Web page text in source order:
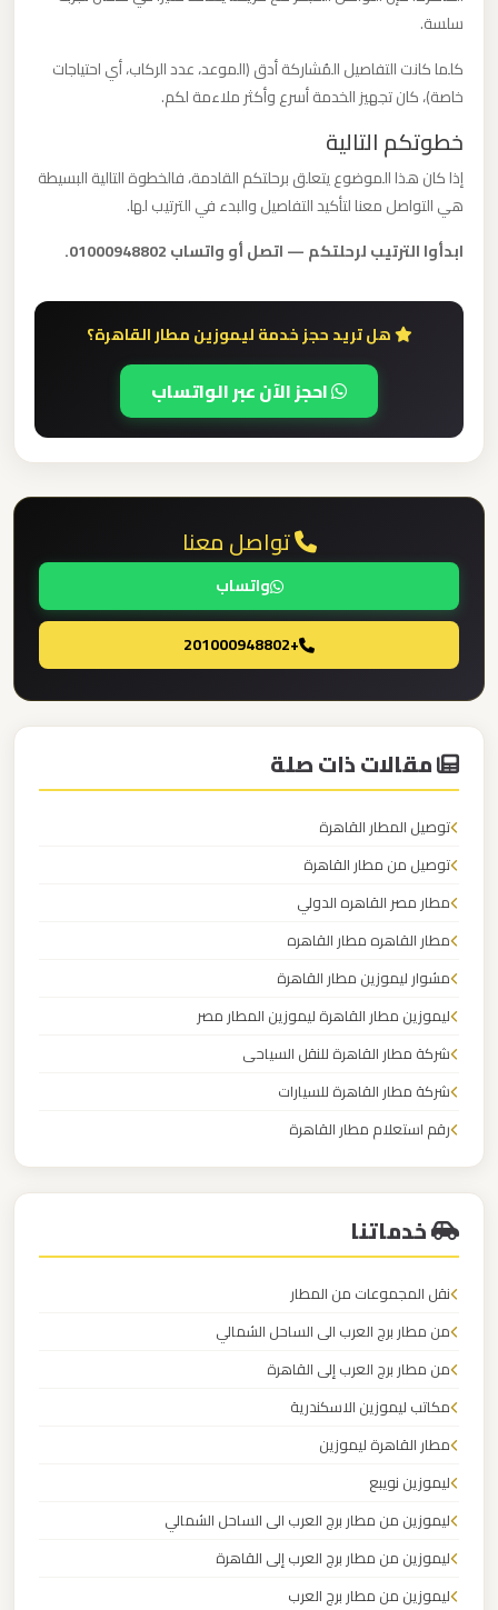
سلسة.
كلما كانت التفاصيل المُشاركة أدق (الموعد، عدد الركاب، أي احتياجات
خاصة)، كان تجهيز الخدمة أسرع وأكثر ملاءمة لكم.
خطوتكم التالية
إذا كان هذا الموضوع يتعلق برحلتكم القادمة، فالخطوة التالية البسيطة
هي التواصل معنا لتأكيد التفاصيل والبدء في الترتيب لها.
ابدأوا الترتيب لرحلتكم — اتصل أو واتساب 01000948802.
هل تريد حجز خدمة ليموزين مطار القاهرة؟
احجز الآن عبر الواتساب
تواصل معنا
واتساب
+201000948802
مقالات ذات صلة
توصيل المطار القاهرة
توصيل من مطار القاهرة
مطار مصر القاهره الدولي
مطار القاهره مطار القاهره
مشوار ليموزين مطار القاهرة
ليموزين مطار القاهرة ليموزين المطار مصر
شركة مطار القاهرة للنقل السياحى
شركة مطار القاهرة للسيارات
رقم استعلام مطار القاهرة
شركة توصيل من مطار القاهرة
خدماتنا
نقل المجموعات من المطار
من مطار برج العرب الى الساحل الشمالي
من مطار برج العرب إلى القاهرة
مكاتب ليموزين الاسكندرية
مطار القاهرة ليموزين
ليموزين نويبع
ليموزين من مطار برج العرب الى الساحل الشمالي
ليموزين من مطار برج العرب إلى القاهرة
ليموزين من مطار برج العرب
والإسكندرية
ليموزين
مطار
العرب
مرسي
مطار
برج
الدولي
ليموزين
العرب
الاسكندرية
ليموزين
العرب
اسكندرية
ليموزين
العرب
القاهرة
الي
اسكندرية
ليموزين
القاهرة
ليموزين
القاهرة
الساخن